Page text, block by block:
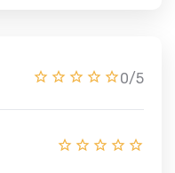
0/5